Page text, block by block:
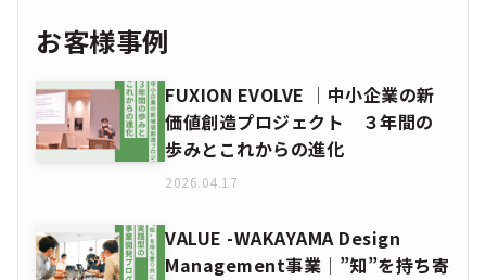
お客様事例
FUXION EVOLVE │中小企業の新
価値創造プロジェクト ３年間の
歩みとこれからの進化
2026.04.17
VALUE -WAKAYAMA Design
Management事業│”知”を持ち寄